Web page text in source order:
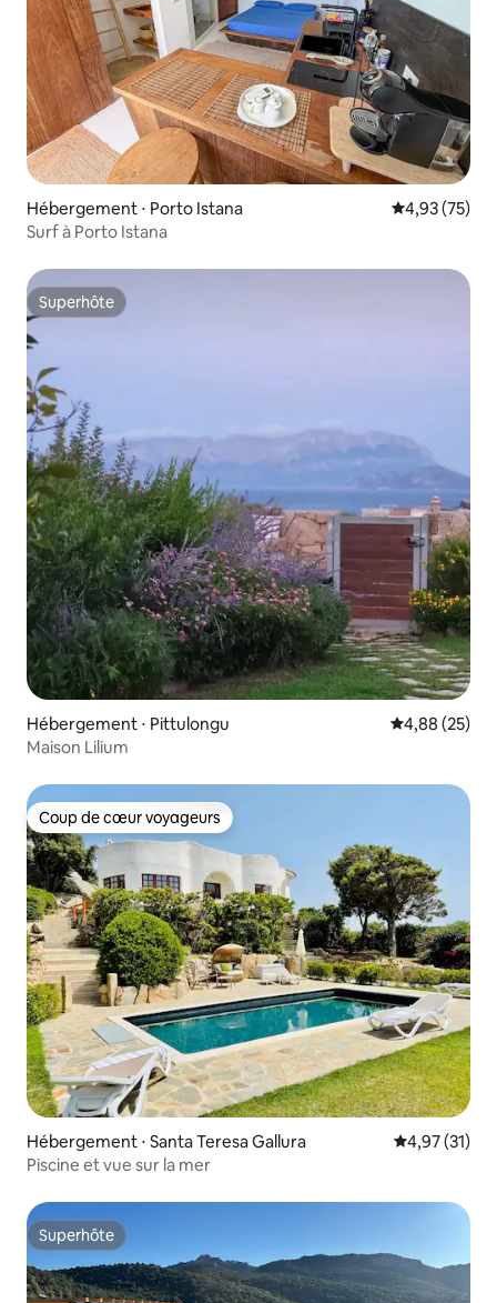
Hébergement ⋅ Porto Istana Évaluation
4,93 (75)
Surf à Porto Istana
Superhôte
Superhôte
Hébergement ⋅ Pittulongu Évaluation
4,88 (25)
Maison Lilium
Coup de cœur voyageurs
Coup de cœur voyageurs
Hébergement ⋅ Santa Teresa Gallura Évaluation
4,97 (31)
Piscine et vue sur la mer
Superhôte
Superhôte